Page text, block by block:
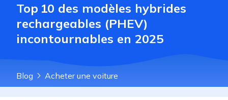
Top 10 des modèles hybrides
rechargeables (PHEV)
incontournables en 2025
Blog Acheter une voiture